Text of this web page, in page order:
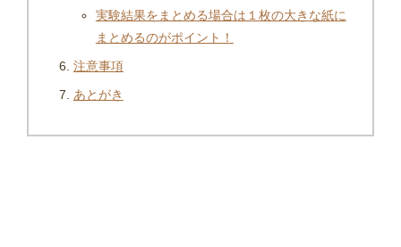
実験結果をまとめる場合は１枚の大きな紙に
まとめるのがポイント！
注意事項
あとがき